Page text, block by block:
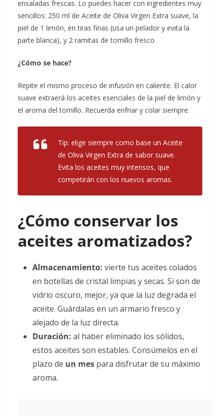
ensaladas frescas. Lo puedes hacer con ingredientes muy
sencillos: 250 ml de Aceite de Oliva Virgen Extra suave, la
piel de 1 limón, en tiras finas (usa un pelador y evita la
parte blanca), y 2 ramitas de tomillo fresco
¿Cómo se hace?
Repite el mismo proceso de infusión en caliente. El calor
suave extraerá los aceites esenciales de la piel de limón y
el aroma del tomillo. Recuerda enfriar y colar siempre.
Tip: elige siempre como base un Aceite
de Oliva Virgen Extra de sabor suave.
Evita los aceites muy intensos, que
competirán con los nuevos aromas.
¿Cómo conservar los
aceites aromatizados?
Almacenamiento: vierte tus aceites colados
en botellas de cristal limpias y secas. Si son de
vidrio oscuro, mejor, ya que la luz degrada el
aceite. Guárdalas en un armario fresco y
alejado de la luz directa.
Duración: al haber eliminado los sólidos,
estos aceites son estables. Consúmelos en el
plazo de un mes para disfrutar de su máximo
aroma.